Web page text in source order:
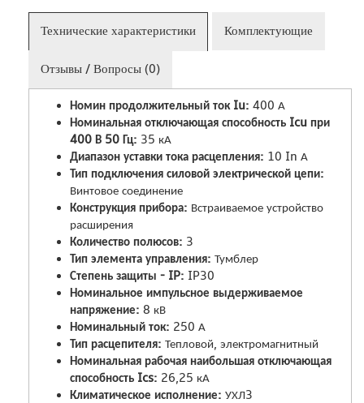
Технические характеристики Комплектующие
Отзывы / Вопросы (0)
Номин продолжительный ток Iu: 400 А
Номинальная отключающая способность Icu при
400 В 50 Гц: 35 кА
Диапазон уставки тока расцепления: 10 In А
Тип подключения силовой электрической цепи:
Винтовое соединение
Конструкция прибора: Встраиваемое устройство
расширения
Количество полюсов: 3
Тип элемента управления: Тумблер
Степень защиты - IP: IP30
Номинальное импульсное выдерживаемое
напряжение: 8 кВ
Номинальный ток: 250 А
Тип расцепителя: Тепловой, электромагнитный
Номинальная рабочая наибольшая отключающая
способность Ics: 26,25 кА
Климатическое исполнение: УХЛ3